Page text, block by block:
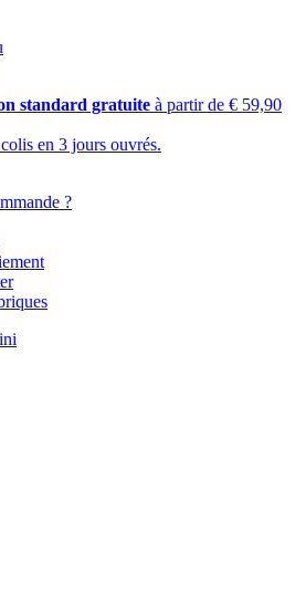
standard gratuite à partir de € 59,90
en 3 jours ouvrés.
?